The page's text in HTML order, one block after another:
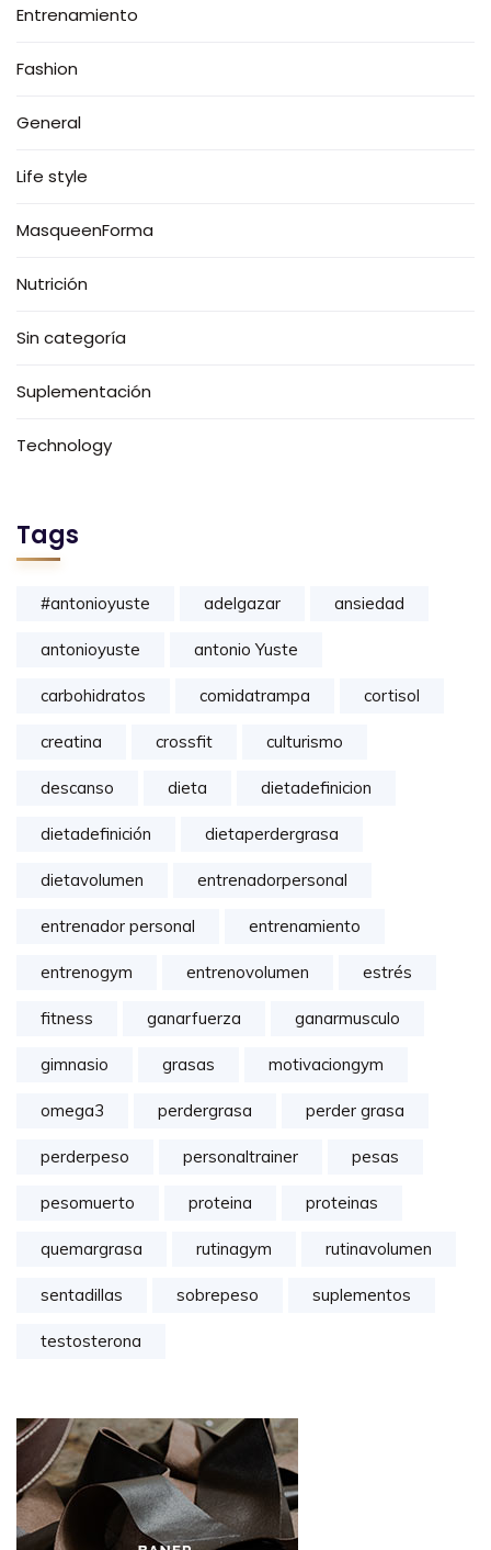
Entrenamiento
Fashion
General
Life style
MasqueenForma
Nutrición
Sin categoría
Suplementación
Technology
Tags
#antonioyuste adelgazar ansiedad
antonioyuste antonio Yuste
carbohidratos comidatrampa cortisol
creatina crossfit culturismo
descanso dieta dietadefinicion
dietadefinición dietaperdergrasa
dietavolumen entrenadorpersonal
entrenador personal entrenamiento
entrenogym entrenovolumen estrés
fitness ganarfuerza ganarmusculo
gimnasio grasas motivaciongym
omega3 perdergrasa perder grasa
perderpeso personaltrainer pesas
pesomuerto proteina proteinas
quemargrasa rutinagym rutinavolumen
sentadillas sobrepeso suplementos
testosterona